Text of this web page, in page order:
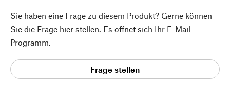
Sie haben eine Frage zu diesem Produkt? Gerne können
Sie die Frage hier stellen. Es öffnet sich Ihr E-Mail-
Programm.
Frage stellen